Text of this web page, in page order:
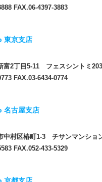
FAX.06-4397-3883
東京支店
富2丁目5-11 フェスシントミ203
FAX.03-6434-0774
名古屋支店
中村区椿町1-3 チサンマンショ
FAX.052-433-5329
京都支店